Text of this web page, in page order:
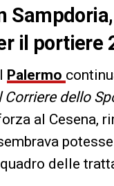
il portiere
Palermo
Corriere dello
al Cesena,
delle